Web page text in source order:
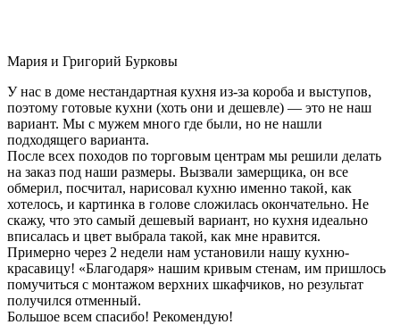
Мария и Григорий Бурковы
У нас в доме нестандартная кухня из-за короба и выступов,
поэтому готовые кухни (хоть они и дешевле) — это не наш
вариант. Мы с мужем много где были, но не нашли
подходящего варианта.
После всех походов по торговым центрам мы решили делать
на заказ под наши размеры. Вызвали замерщика, он все
обмерил, посчитал, нарисовал кухню именно такой, как
хотелось, и картинка в голове сложилась окончательно. Не
скажу, что это самый дешевый вариант, но кухня идеально
вписалась и цвет выбрала такой, как мне нравится.
Примерно через 2 недели нам установили нашу кухню-
красавицу! «Благодаря» нашим кривым стенам, им пришлось
помучиться с монтажом верхних шкафчиков, но результат
получился отменный.
Большое всем спасибо! Рекомендую!